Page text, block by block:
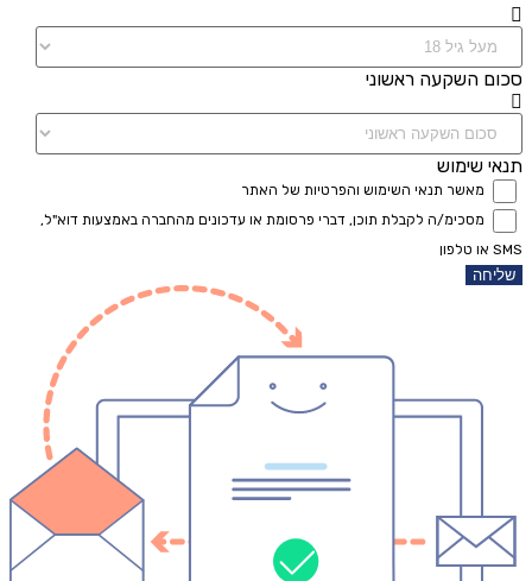
סכום השקעה ראשוני
תנאי שימוש
מאשר תנאי השימוש והפרטיות של האתר
מסכימ/ה לקבלת תוכן, דברי פרסומת או עדכונים מהחברה באמצעות דוא"ל,
SMS או טלפון
שליחה